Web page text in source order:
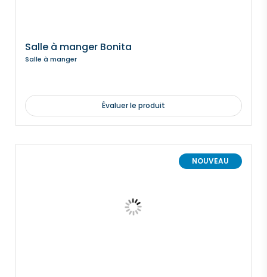
Salle à manger Bonita
Salle à manger
Évaluer le produit
NOUVEAU